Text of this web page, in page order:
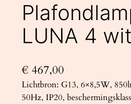
LUNA 4 wit
€ 467,00
Lichtbron: G13, 6×8,5W,
50Hz, IP20,